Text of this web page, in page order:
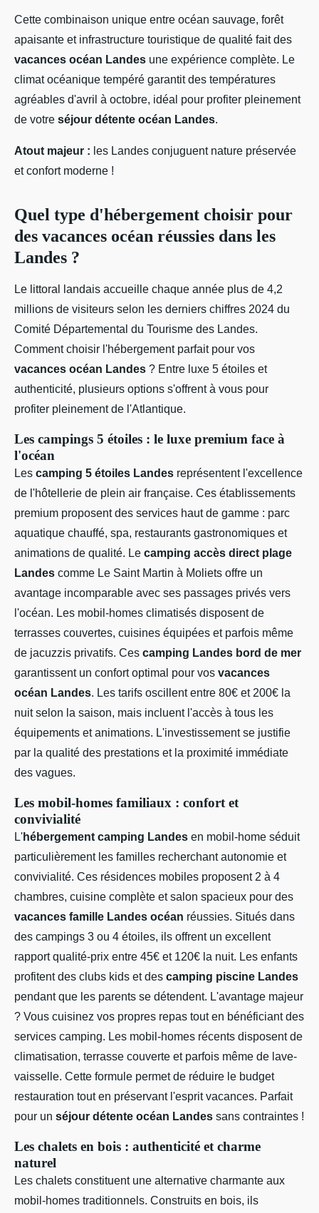
Cette combinaison unique entre océan sauvage, forêt
apaisante et infrastructure touristique de qualité fait des
vacances océan Landes une expérience complète. Le
climat océanique tempéré garantit des températures
agréables d'avril à octobre, idéal pour profiter pleinement
de votre séjour détente océan Landes.
Atout majeur : les Landes conjuguent nature préservée
et confort moderne !
Quel type d'hébergement choisir pour
des vacances océan réussies dans les
Landes ?
Le littoral landais accueille chaque année plus de 4,2
millions de visiteurs selon les derniers chiffres 2024 du
Comité Départemental du Tourisme des Landes.
Comment choisir l'hébergement parfait pour vos
vacances océan Landes ? Entre luxe 5 étoiles et
authenticité, plusieurs options s'offrent à vous pour
profiter pleinement de l'Atlantique.
Les campings 5 étoiles : le luxe premium face à
l'océan
Les camping 5 étoiles Landes représentent l'excellence
de l'hôtellerie de plein air française. Ces établissements
premium proposent des services haut de gamme : parc
aquatique chauffé, spa, restaurants gastronomiques et
animations de qualité. Le camping accès direct plage
Landes comme Le Saint Martin à Moliets offre un
avantage incomparable avec ses passages privés vers
l'océan. Les mobil-homes climatisés disposent de
terrasses couvertes, cuisines équipées et parfois même
de jacuzzis privatifs. Ces camping Landes bord de mer
garantissent un confort optimal pour vos vacances
océan Landes. Les tarifs oscillent entre 80€ et 200€ la
nuit selon la saison, mais incluent l'accès à tous les
équipements et animations. L'investissement se justifie
par la qualité des prestations et la proximité immédiate
des vagues.
Les mobil-homes familiaux : confort et
convivialité
L'hébergement camping Landes en mobil-home séduit
particulièrement les familles recherchant autonomie et
convivialité. Ces résidences mobiles proposent 2 à 4
chambres, cuisine complète et salon spacieux pour des
vacances famille Landes océan réussies. Situés dans
des campings 3 ou 4 étoiles, ils offrent un excellent
rapport qualité-prix entre 45€ et 120€ la nuit. Les enfants
profitent des clubs kids et des camping piscine Landes
pendant que les parents se détendent. L'avantage majeur
? Vous cuisinez vos propres repas tout en bénéficiant des
services camping. Les mobil-homes récents disposent de
climatisation, terrasse couverte et parfois même de lave-
vaisselle. Cette formule permet de réduire le budget
restauration tout en préservant l'esprit vacances. Parfait
pour un séjour détente océan Landes sans contraintes !
Les chalets en bois : authenticité et charme
naturel
Les chalets constituent une alternative charmante aux
mobil-homes traditionnels. Construits en bois, ils